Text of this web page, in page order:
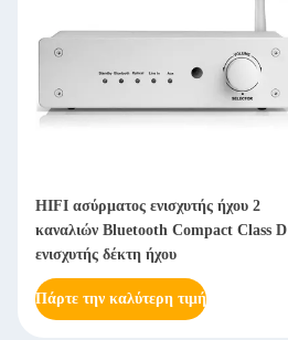
HIFI ασύρματος ενισχυτής ήχου 2
καναλιών Bluetooth Compact Class D
ενισχυτής δέκτη ήχου
Πάρτε την καλύτερη τιμή